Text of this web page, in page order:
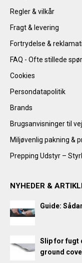
Regler & vilkår
Fragt & levering
Fortrydelse &
FAQ - Ofte stillede
Cookies
Persondatapolitik
Brands
Brugsanvisninger til
Miljøvenlig pakning &
Prepping Udstyr –
NYHEDER &
Guide:
Slip for fugt
ground